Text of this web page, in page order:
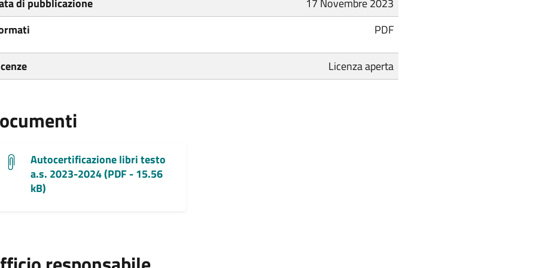
di pubblicazione
17 Novembre 2023
PDF
Licenza aperta
Autocertificazione libri testo
a.s. 2023-2024 (PDF - 15.56
kB)